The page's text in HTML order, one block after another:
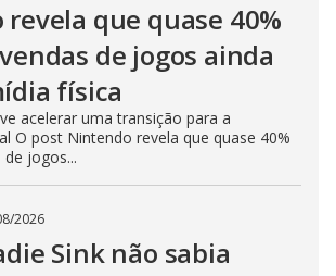
que quase 40%
de jogos ainda
física
acelerar uma transição para a
O post Nintendo revela que quase 40%
de jogos...
2026
Sink não sabia